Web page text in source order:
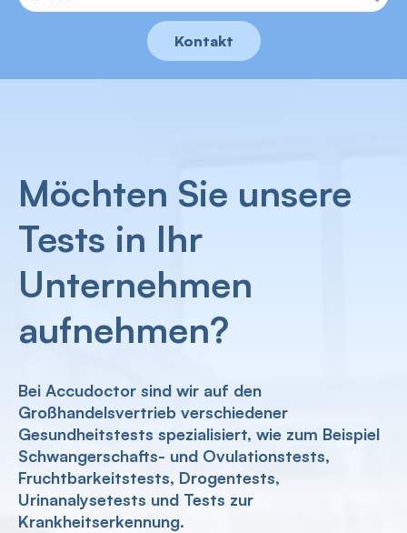
Kontakt
Möchten Sie unsere
Tests in Ihr
Unternehmen
aufnehmen?
Bei Accudoctor sind wir auf den
Großhandelsvertrieb verschiedener
Gesundheitstests spezialisiert, wie zum Beispiel
Schwangerschafts- und Ovulationstests,
Fruchtbarkeitstests, Drogentests,
Urinanalysetests und Tests zur
Krankheitserkennung.